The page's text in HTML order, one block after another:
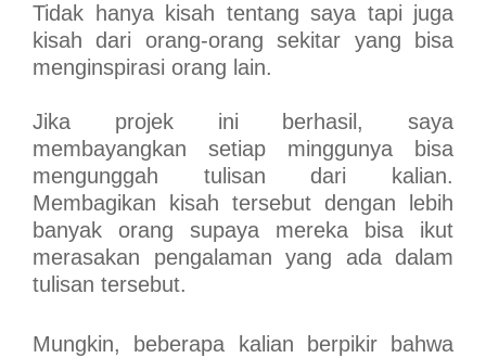
Tidak hanya kisah tentang saya tapi juga
kisah dari orang-orang sekitar yang bisa
menginspirasi orang lain.
Jika projek ini berhasil, saya
membayangkan setiap minggunya bisa
mengunggah tulisan dari kalian.
Membagikan kisah tersebut dengan lebih
banyak orang supaya mereka bisa ikut
merasakan pengalaman yang ada dalam
tulisan tersebut.
Mungkin, beberapa kalian berpikir bahwa